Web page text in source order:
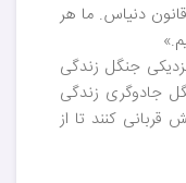
دنیاس. ما هر
جنگل زندگی
جادوگری زندگی
قربانی کنند تا از